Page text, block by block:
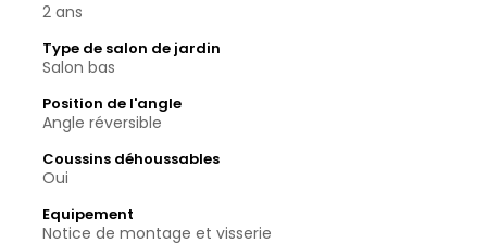
2 ans
Type de salon de jardin
Salon bas
Position de l'angle
Angle réversible
Coussins déhoussables
Oui
Equipement
Notice de montage et visserie